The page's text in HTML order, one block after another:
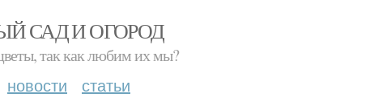
САД И ОГОРОД
так как любим их мы?
новости статьи